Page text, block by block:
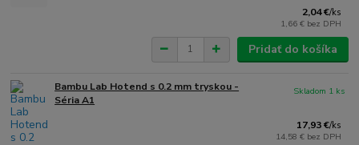
2,04 €/ks
1,66 € bez DPH
Pridať do košíka
Bambu Lab Hotend s 0.2 mm tryskou -
Séria A1
17,93 €/ks
14,58 € bez DPH
Skladom 1 ks